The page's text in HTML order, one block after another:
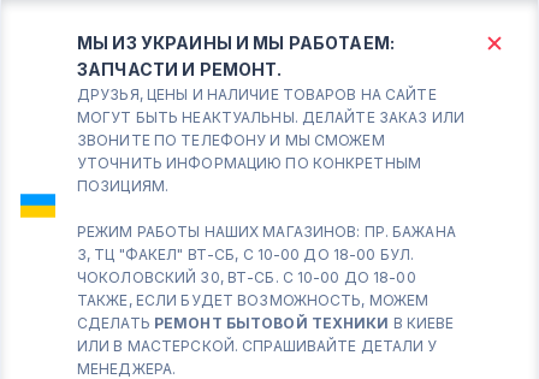
МЫ ИЗ УКРАИНЫ И МЫ РАБОТАЕМ:
ЗАПЧАСТИ И РЕМОНТ.
ДРУЗЬЯ, ЦЕНЫ И НАЛИЧИЕ ТОВАРОВ НА САЙТЕ
МОГУТ БЫТЬ НЕАКТУАЛЬНЫ. ДЕЛАЙТЕ ЗАКАЗ ИЛИ
ЗВОНИТЕ ПО ТЕЛЕФОНУ И МЫ СМОЖЕМ
УТОЧНИТЬ ИНФОРМАЦИЮ ПО КОНКРЕТНЫМ
ПОЗИЦИЯМ.
РЕЖИМ РАБОТЫ НАШИХ МАГАЗИНОВ: ПР. БАЖАНА
3, ТЦ "ФАКЕЛ" ВТ-СБ, С 10-00 ДО 18-00 БУЛ.
ЧОКОЛОВСКИЙ 30, ВТ-СБ. С 10-00 ДО 18-00
ТАКЖЕ, ЕСЛИ БУДЕТ ВОЗМОЖНОСТЬ, МОЖЕМ
СДЕЛАТЬ РЕМОНТ БЫТОВОЙ ТЕХНИКИ В КИЕВЕ
ИЛИ В МАСТЕРСКОЙ. СПРАШИВАЙТЕ ДЕТАЛИ У
МЕНЕДЖЕРА.
КИЕВ БОРИСПОЛЬ
Вт.- Сб.
10:00 - 18:00
Соломенский район - ВТ-
СБ. с 10-00 до 18-00
(098) 672 76 42
(063) 722 37 14